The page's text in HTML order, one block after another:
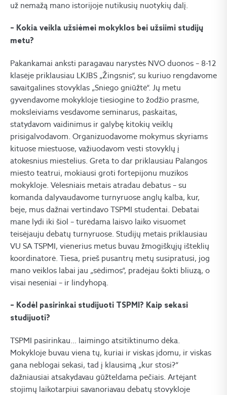
už nemažą mano istorijoje nutikusių nuotykių dalį.
– Kokia veikla užsiėmei mokyklos bei užsiimi studijų
metu?
Pakankamai anksti paragavau narystės NVO duonos – 8-12
klasėje priklausiau LKJBS „Žingsnis“, su kuriuo rengdavome
savaitgalines stovyklas „Sniego gniūžtė“. Jų metu
gyvendavome mokykloje tiesiogine to žodžio prasme,
moksleiviams vesdavome seminarus, paskaitas,
statydavom vaidinimus ir galybę kitokių veiklų
prisigalvodavom. Organizuodavome mokymus skyriams
kituose miestuose, važiuodavom vesti stovyklų į
atokesnius miestelius. Greta to dar priklausiau Palangos
miesto teatrui, mokiausi groti fortepijonu muzikos
mokykloje. Vėlesniais metais atradau debatus – su
komanda dalyvaudavome turnyruose anglų kalba, kur,
beje, mus dažnai vertindavo TSPMI studentai. Debatai
mane lydi iki šiol – turėdama laisvo laiko visuomet
teisėjauju debatų turnyruose. Studijų metais priklausiau
VU SA TSPMI, vienerius metus buvau žmogiškųjų išteklių
koordinatorė. Tiesa, prieš pusantrų metų susipratusi, jog
mano veiklos labai jau „sėdimos“, pradėjau šokti bliuzą, o
visai neseniai – ir lindyhopą.
– Kodėl pasirinkai studijuoti TSPMI? Kaip sekasi
studijuoti?
TSPMI pasirinkau… laimingo atsitiktinumo dėka.
Mokykloje buvau viena tų, kuriai ir viskas įdomu, ir viskas
gana neblogai sekasi, tad į klausimą „kur stosi?“
dažniausiai atsakydavau gūžteldama pečiais. Artėjant
stojimų laikotarpiui savanoriavau debatų stovykloje